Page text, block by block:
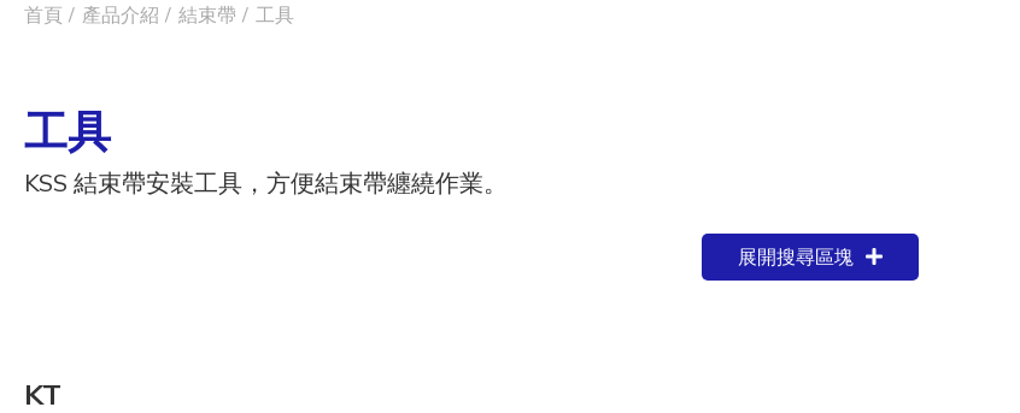
首頁 產品介紹 結束帶 工具
工具
KSS 結束帶安裝工具，方便結束帶纏繞作業。
展開搜尋區塊
KT